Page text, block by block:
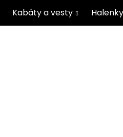
Kabáty a vesty